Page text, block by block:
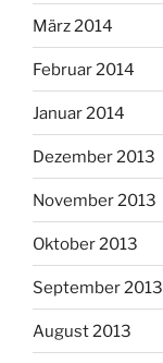
März 2014
Februar 2014
Januar 2014
Dezember 2013
November 2013
Oktober 2013
September 2013
August 2013